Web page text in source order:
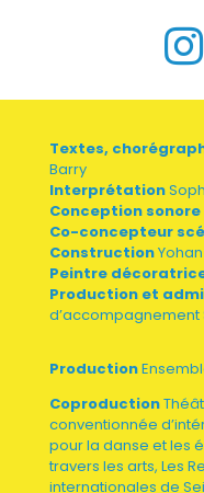

Textes,
Barry
Interprétation
Conception
Co-concepteur
Construction
Peintre
Production et
d’accompagnement
Production
Coproduction
conventionnée
pour la danse et les
travers les arts, Les
internationales de